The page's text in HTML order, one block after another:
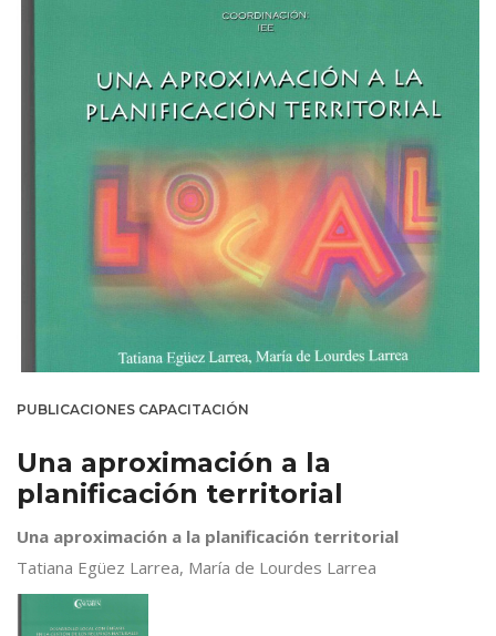
PUBLICACIONES CAPACITACIÓN
Una aproximación a la
planificación territorial
Una aproximación a la planificación territorial
Tatiana Egüez Larrea, María de Lourdes Larrea